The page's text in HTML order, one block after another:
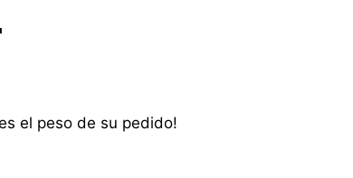
el peso de su pedido!